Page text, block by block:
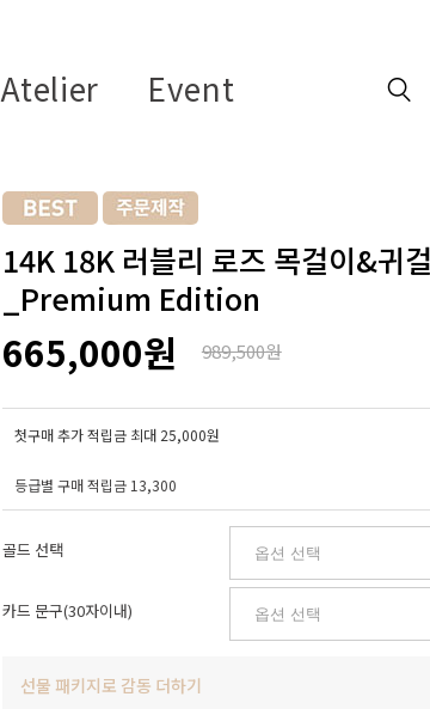
Atelier Event
14K 18K 러블리 로즈 목걸이&귀
_Premium Edition
665,000원 989,500원
첫구매 추가 적립금 최대 25,000원
등급별 구매 적립금 13,300
골드 선택
카드 문구(30자이내)
선물 패키지로 감동 더하기